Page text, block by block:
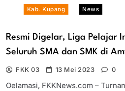
Kab. Kupang News
Resmi Digelar, Liga Pelajar
Seluruh SMA dan SMK di
FKK 03 13 Mei 2023 0
Oelamasi, FKKNews.com –